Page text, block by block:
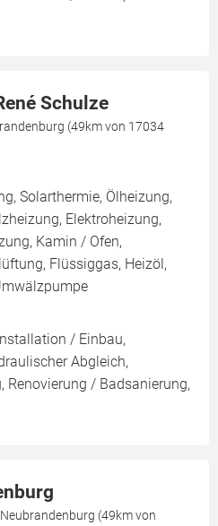
Schulze
(49km von 17034
Solarthermie, Ölheizung,
Elektroheizung,
Kamin / Ofen,
Flüssiggas, Heizöl,
/ Einbau,
Abgleich,
Renovierung / Badsanierung,
(49km von